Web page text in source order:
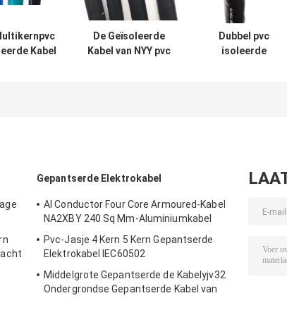
Kabel
De Geïsoleerde
Kabel van NYY pvc
Dubbel pvc
isoleerde
Gepantserde Elektrokabel
Al Conductor Four Core Armoured-Kabel
NA2XBY 240 Sq Mm-Aluminiumkabel
Pvc-Jasje 4 Kern 5 Kern Gepantserde
Elektrokabel IEC60502
Middelgrote Gepantserde de Kabelyjv32
Ondergrondse Gepantserde Kabel van